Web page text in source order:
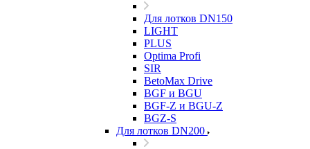
Для лотков DN150
LIGHT
PLUS
Optima Profi
SIR
BetoMax Drive
BGF и BGU
BGF-Z и BGU-Z
BGZ-S
Для лотков DN200